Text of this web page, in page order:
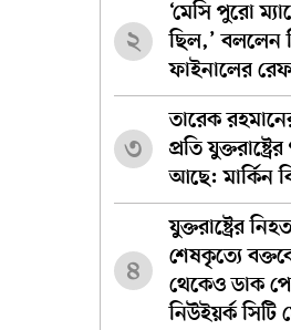
২
‘মেসি পুরো
ছিল,’ বললেন
ফাইনালের
৩
তারেক
প্রতি
আছে: মার্কিন
৪
যুক্তরাষ্ট্রের
শেষকৃত্যে
থেকেও ডাক
নিউইয়র্ক সিটি